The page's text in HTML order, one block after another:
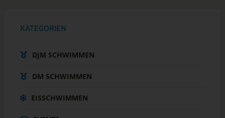
KATEGORIEN
DJM SCHWIMMEN
DM SCHWIMMEN
EISSCHWIMMEN